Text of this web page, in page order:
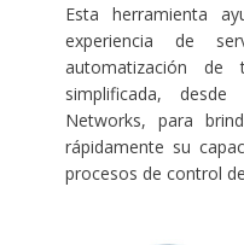
Esta herramienta
experiencia de
automatización de
simplificada,
Networks, para
rápidamente su
procesos de control